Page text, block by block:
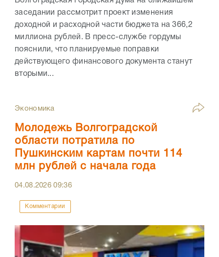
заседании рассмотрит проект изменения
доходной и расходной части бюджета на 366,2
миллиона рублей. В пресс-службе гордумы
пояснили, что планируемые поправки
действующего финансового документа станут
вторыми...
Экономика
Молодежь Волгоградской
области потратила по
Пушкинским картам почти 114
млн рублей с начала года
04.08.202609:36
Комментарии